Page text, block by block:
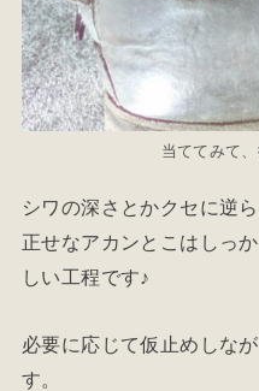
当ててみて
シワの深さとかクセに逆
正せなアカンとこはしっ
しい工程です♪
必要に応じて仮止めしな
す。